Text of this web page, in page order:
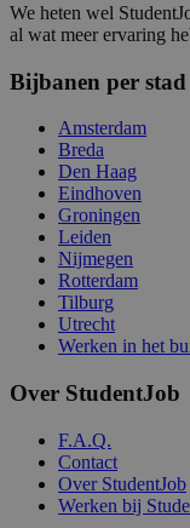
We heten wel
al wat meer ervaring
Bijbanen per stad
Amsterdam
Breda
Den Haag
Eindhoven
Groningen
Leiden
Nijmegen
Rotterdam
Tilburg
Utrecht
Werken in het
Over StudentJob
F.A.Q.
Contact
Over StudentJob
Werken bij